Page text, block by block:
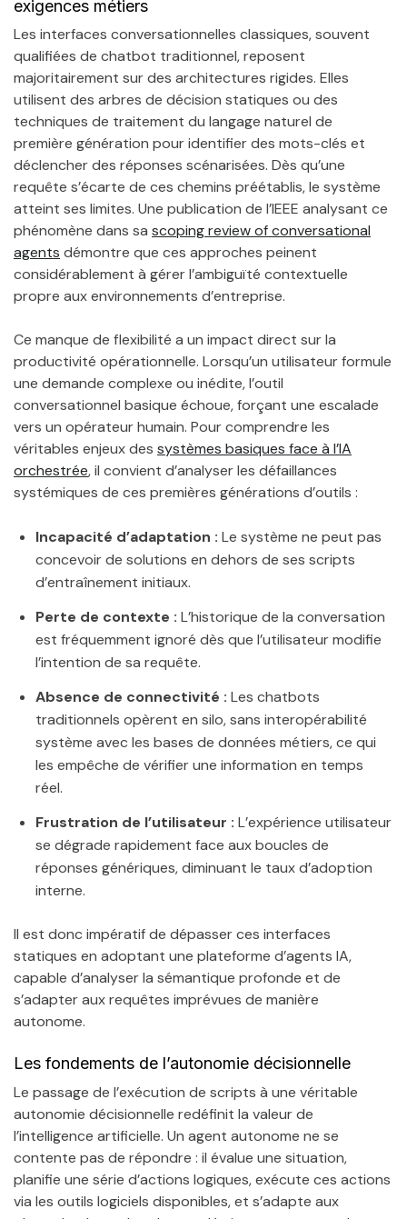
exigences métiers
Les interfaces conversationnelles classiques, souvent
qualifiées de chatbot traditionnel, reposent
majoritairement sur des architectures rigides. Elles
utilisent des arbres de décision statiques ou des
techniques de traitement du langage naturel de
première génération pour identifier des mots-clés et
déclencher des réponses scénarisées. Dès qu’une
requête s’écarte de ces chemins préétablis, le système
atteint ses limites. Une publication de l’IEEE analysant ce
phénomène dans sa scoping review of conversational
agents démontre que ces approches peinent
considérablement à gérer l’ambiguïté contextuelle
propre aux environnements d’entreprise.
Ce manque de flexibilité a un impact direct sur la
productivité opérationnelle. Lorsqu’un utilisateur formule
une demande complexe ou inédite, l’outil
conversationnel basique échoue, forçant une escalade
vers un opérateur humain. Pour comprendre les
véritables enjeux des systèmes basiques face à l’IA
orchestrée, il convient d’analyser les défaillances
systémiques de ces premières générations d’outils :
Incapacité d’adaptation : Le système ne peut pas
concevoir de solutions en dehors de ses scripts
d’entraînement initiaux.
Perte de contexte : L’historique de la conversation
est fréquemment ignoré dès que l’utilisateur modifie
l’intention de sa requête.
Absence de connectivité : Les chatbots
traditionnels opèrent en silo, sans interopérabilité
système avec les bases de données métiers, ce qui
les empêche de vérifier une information en temps
réel.
Frustration de l’utilisateur : L’expérience utilisateur
se dégrade rapidement face aux boucles de
réponses génériques, diminuant le taux d’adoption
interne.
Il est donc impératif de dépasser ces interfaces
statiques en adoptant une plateforme d’agents IA,
capable d’analyser la sémantique profonde et de
s’adapter aux requêtes imprévues de manière
autonome.
Les fondements de l’autonomie décisionnelle
Le passage de l’exécution de scripts à une véritable
autonomie décisionnelle redéfinit la valeur de
l’intelligence artificielle. Un agent autonome ne se
contente pas de répondre : il évalue une situation,
planifie une série d’actions logiques, exécute ces actions
via les outils logiciels disponibles, et s’adapte aux